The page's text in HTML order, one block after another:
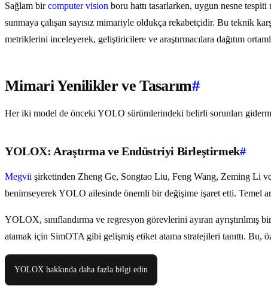
Sağlam bircomputer vision boru hattı tasarlarken, uygun nesne
sunmaya çalışan sayısız mimariyle oldukça rekabetçidir. Bu teknik
metriklerini inceleyerek, geliştiricilere ve araştırmacılara dağıtım
Mimari Yenilikler ve Tasarım#
Her iki model de önceki YOLO sürümlerindeki belirli sorunları
YOLOX: Araştırma ve Endüstriyi Birleştirmek#
Megvii şirketinden Zheng Ge, Songtao Liu, Feng Wang, Zeming Li
benimseyerek YOLO ailesinde önemli bir değişime işaret etti. Temel
YOLOX, sınıflandırma ve regresyon görevlerini ayıran ayrıştırılmış
atamak için SimOTA gibi gelişmiş etiket atama stratejileri tanıttı. Bu,
YOLOX hakkında daha fazla bilgi edin